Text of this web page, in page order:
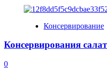
Консервирование
Консервирования
0